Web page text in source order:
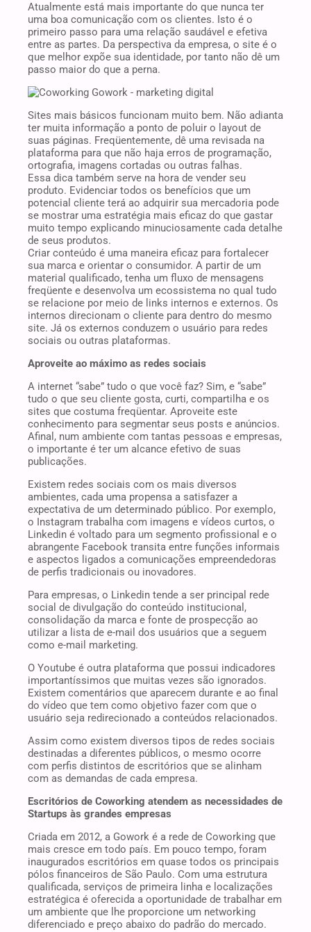
Atualmente está mais importante do que nunca ter
uma boa comunicação com os clientes. Isto é o
primeiro passo para uma relação saudável e efetiva
entre as partes. Da perspectiva da empresa, o site é o
que melhor expõe sua identidade, por tanto não dê um
passo maior do que a perna.
Sites mais básicos funcionam muito bem. Não adianta
ter muita informação a ponto de poluir o layout de
suas páginas. Freqüentemente, dê uma revisada na
plataforma para que não haja erros de programação,
ortografia, imagens cortadas ou outras falhas.
Essa dica também serve na hora de vender seu
produto. Evidenciar todos os benefícios que um
potencial cliente terá ao adquirir sua mercadoria pode
se mostrar uma estratégia mais eficaz do que gastar
muito tempo explicando minuciosamente cada detalhe
de seus produtos.
Criar conteúdo é uma maneira eficaz para fortalecer
sua marca e orientar o consumidor. A partir de um
material qualificado, tenha um fluxo de mensagens
freqüente e desenvolva um ecossistema no qual tudo
se relacione por meio de links internos e externos. Os
internos direcionam o cliente para dentro do mesmo
site. Já os externos conduzem o usuário para redes
sociais ou outras plataformas.
Aproveite ao máximo as redes sociais
A internet “sabe” tudo o que você faz? Sim, e “sabe”
tudo o que seu cliente gosta, curti, compartilha e os
sites que costuma freqüentar. Aproveite este
conhecimento para segmentar seus posts e anúncios.
Afinal, num ambiente com tantas pessoas e empresas,
o importante é ter um alcance efetivo de suas
publicações.
Existem redes sociais com os mais diversos
ambientes, cada uma propensa a satisfazer a
expectativa de um determinado público. Por exemplo,
o Instagram trabalha com imagens e vídeos curtos, o
Linkedin é voltado para um segmento profissional e o
abrangente Facebook transita entre funções informais
e aspectos ligados a comunicações empreendedoras
de perfis tradicionais ou inovadores.
Para empresas, o Linkedin tende a ser principal rede
social de divulgação do conteúdo institucional,
consolidação da marca e fonte de prospecção ao
utilizar a lista de e-mail dos usuários que a seguem
como e-mail marketing.
O Youtube é outra plataforma que possui indicadores
importantíssimos que muitas vezes são ignorados.
Existem comentários que aparecem durante e ao final
do vídeo que tem como objetivo fazer com que o
usuário seja redirecionado a conteúdos relacionados.
Assim como existem diversos tipos de redes sociais
destinadas a diferentes públicos, o mesmo ocorre
com perfis distintos de escritórios que se alinham
com as demandas de cada empresa.
Escritórios de Coworking atendem as necessidades de
Startups às grandes empresas
Criada em 2012, a Gowork é a rede de Coworking que
mais cresce em todo país. Em pouco tempo, foram
inaugurados escritórios em quase todos os principais
pólos financeiros de São Paulo. Com uma estrutura
qualificada, serviços de primeira linha e localizações
estratégica é oferecida a oportunidade de trabalhar em
um ambiente que lhe proporcione um networking
diferenciado e preço abaixo do padrão do mercado.